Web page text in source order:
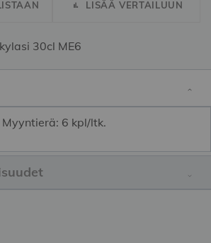
LISÄÄ VERTAILUUN
30cl ME6
6 kpl/ltk.